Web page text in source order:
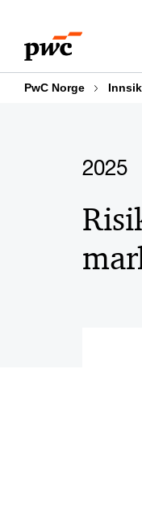
content
footer
PwC Norge
2025